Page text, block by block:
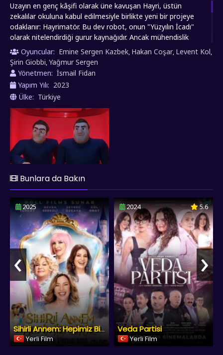
Uzayın en genç kâşifi olarak üne kavuşan Hayri, üstün
zekalılar okuluna kabul edilmesiyle birlikte yeni bir projeye
odaklanır: Hayrimatör. Bu dev robot, onun "Yüzyılın İcadı"
olarak nitelendirdiği gurur kaynağıdır. Ancak mühendislik
harikası robotun tek eksiği, onu harekete geçirecek güç
kaynağıdır. Uzaylı dostu Zobi'nin yardımıyla bu sorunu çözen
Hayri'nin sevinci uzun sürmez. Kötü niyetli Ajan ve adamları,
Hayrimatör'ü ele geçirip kontrolden çıkarınca, Rafadan
Tayfa'nın diğer üyeleri dostlarını ve muhteşem icadını
kurtarmak için seferber olur. Mahalle ile bağlarını koparmaya
başlayan Hayri'nin hikayesi, dostluğun ve takım çalışmasının
önemini bir kez daha gözler önüne serer. fullfilmizle.co olarak
Rafadan Tayfa 4: Hayrimatör, filmini sizlere full hd 1080p
kalitesinde sunmuş olup, keyifli seyirler dileriz..
Oyuncular: Emine Sergen Kazbek, Hakan Coşar, Levent Kol,
Şirin Giobbi,Yağmur Sergen
Yönetmen: İsmail Fidan
Yapım Yılı: 2023
Ülke: Türkiye
Bunlara da Bakın
2025
Sihirli Annem: Hepimiz Biriz
Yerli Film
2024 5.6
Veda Partisi
Yerli Film
‹ ›